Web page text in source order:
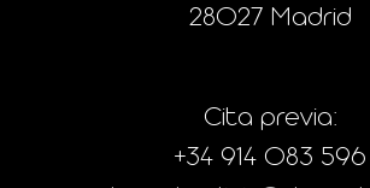
28027 Madrid
Cita previa:
+34 914 083 596